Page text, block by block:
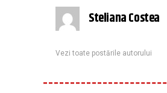
Steliana Costea
Vezi toate postările autorului